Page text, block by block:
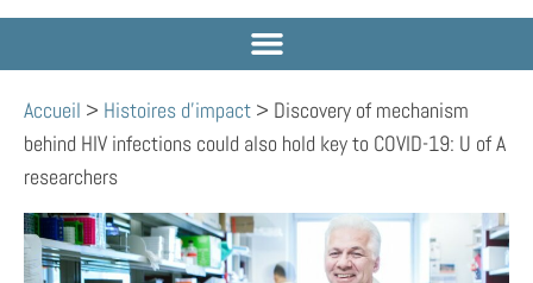
Accueil > Histoires d'impact > Discovery of mechanism
behind HIV infections could also hold key to COVID-19: U of A
researchers